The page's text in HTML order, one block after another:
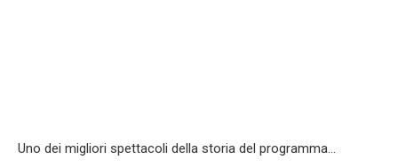
Uno dei migliori spettacoli della storia del programma…